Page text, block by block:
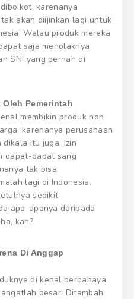
karenanya
akan diijinkan lagi untuk
Walau produk mereka
saja menolaknya
SNI yang pernah di
Pemerintah
membikin produk non
karenanya perusahaan
itu juga. Izin
dapat-dapat sang
tak bisa
lagi di Indonesia.
sedikit
apa-apanya daripada
kan?
Di Anggap
di kenal berbahaya
besar. Ditambah